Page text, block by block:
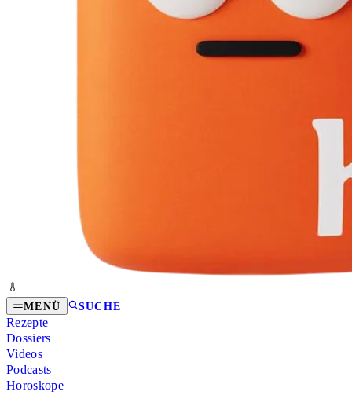
MENÜ SUCHE
Rezepte
Dossiers
Videos
Podcasts
Horoskope